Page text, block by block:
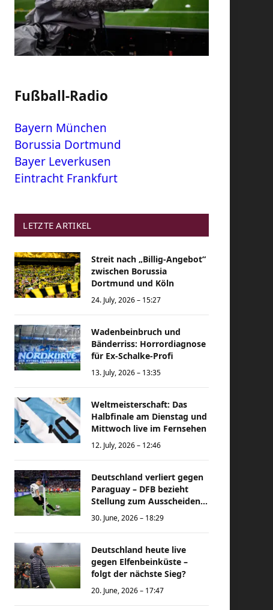
Fußball-Radio
Bayern München
Borussia Dortmund
Bayer Leverkusen
Eintracht Frankfurt
LETZTE ARTIKEL
Streit nach „Billig-Angebot“
zwischen Borussia
Dortmund und Köln
24. July, 2026 – 15:27
Wadenbeinbruch und
Bänderriss: Horrordiagnose
für Ex-Schalke-Profi
13. July, 2026 – 13:35
Weltmeisterschaft: Das
Halbfinale am Dienstag und
Mittwoch live im Fernsehen
12. July, 2026 – 12:46
Deutschland verliert gegen
Paraguay – DFB bezieht
Stellung zum Ausscheiden
bei der Weltmeisterschaft
30. June, 2026 – 18:29
Deutschland heute live
gegen Elfenbeinküste –
folgt der nächste Sieg?
20. June, 2026 – 17:47